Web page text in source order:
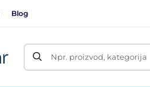
Blog
Npr. proizvod, kategorija